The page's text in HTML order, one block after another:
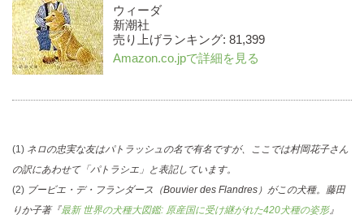
ウィーダ
新潮社
売り上げランキング: 81,399
Amazon.co.jpで詳細を見る
(1) ネロの忠実な友はパトラッシュの名で有名ですが、ここでは村岡花子さん
の訳にあわせて「パトラシエ」と表記しています。
(2) ブービエ・デ・フランダース（Bouvier des Flandres）がこの犬種。藤田
りか子著『最新 世界の犬種大図鑑: 原産国に受け継がれた420犬種の姿形』